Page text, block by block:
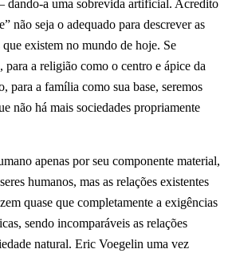
dando-a uma sobrevida artificial. Acredito
não seja o adequado para descrever as
existem no mundo de hoje. Se
para a religião como o centro e ápice da
para a família como sua base, seremos
não há mais sociedades propriamente
apenas por seu componente material,
humanos, mas as relações existentes
quase que completamente a exigências
sendo incomparáveis as relações
natural. Eric Voegelin uma vez